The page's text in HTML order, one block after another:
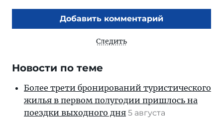
Добавить комментарий
Следить
Новости по теме
Более трети бронирований туристического
жилья в первом полугодии пришлось на
поездки выходного дня 5 августа